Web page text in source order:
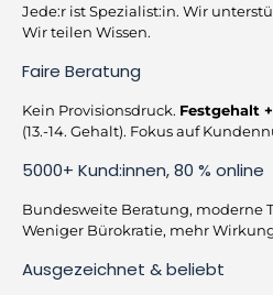
Jede:r ist Spezialist:in. Wir
Wir teilen Wissen.
Faire Beratung
Kein Provisionsdruck. Festgehalt
(13.-14. Gehalt). Fokus auf
5000+ Kund:innen, 80 % online
Bundesweite Beratung, moderne
Weniger Bürokratie, mehr
Ausgezeichnet & beliebt